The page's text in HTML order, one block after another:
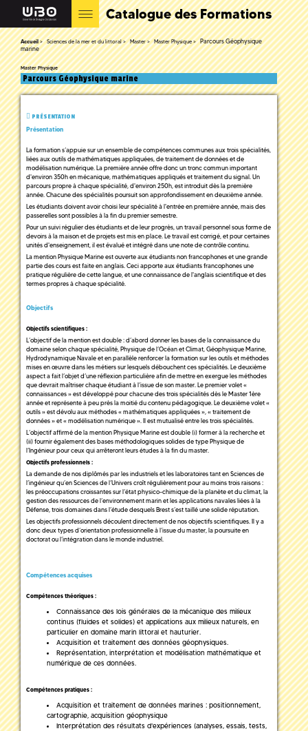
Catalogue des Formations
Accueil Sciences de la mer et du littoral Master Master Physique
Parcours Géophysique
marine
Master Physique
Parcours Géophysique marine
PRÉSENTATION
Présentation
La formation s’appuie sur un ensemble de compétences communes aux trois spécialités,
liées aux outils de mathématiques appliquées, de traitement de données et de
modélisation numérique. La première année offre donc un tronc commun important
d'environ 350h en mécanique, mathématiques appliqués et traitement du signal. Un
parcours propre à chaque spécialité, d'environ 250h, est introduit dès la première
année. Chacune des spécialités poursuit son approfondissement en deuxième année.
Les étudiants doivent avoir choisi leur spécialité à l'entrée en première année, mais des
passerelles sont possibles à la fin du premier semestre.
Pour un suivi régulier des étudiants et de leur progrès, un travail personnel sous forme de
devoirs à la maison et de projets est mis en place. Le travail est corrigé, et pour certaines
unités d'enseignement, il est évalué et intégré dans une note de contrôle continu.
La mention Physique Marine est ouverte aux étudiants non francophones et une grande
partie des cours est faite en anglais. Ceci apporte aux étudiants francophones une
pratique régulière de cette langue, et une connaissance de l'anglais scientifique et des
termes propres à chaque spécialité.
Objectifs
Objectifs scientifiques :
L’objectif de la mention est double : d’abord donner les bases de la connaissance du
domaine selon chaque spécialité, Physique de l’Océan et Climat, Géophysique Marine,
Hydrodynamique Navale et en parallèle renforcer la formation sur les outils et méthodes
mises en œuvre dans les métiers sur lesquels débouchent ces spécialités. Le deuxième
aspect a fait l’objet d’une réflexion particulière afin de mettre en exergue les méthodes
que devrait maîtriser chaque étudiant à l’issue de son master. Le premier volet «
connaissances » est développé pour chacune des trois spécialités dès le Master 1ère
année et représente à peu près la moitié du contenu pédagogique. Le deuxième volet «
outils » est dévolu aux méthodes « mathématiques appliquées », « traitement de
données » et « modélisation numérique ». Il est mutualisé entre les trois spécialités.
L’objectif affirmé de la mention Physique Marine est double (i) former à la recherche et
(ii) fournir également des bases méthodologiques solides de type Physique de
l’Ingénieur pour ceux qui arrêteront leurs études à la fin du master.
Objectifs professionnels :
La demande de nos diplômés par les industriels et les laboratoires tant en Sciences de
l’ingénieur qu’en Sciences de l’Univers croît régulièrement pour au moins trois raisons :
les préoccupations croissantes sur l’état physico-chimique de la planète et du climat, la
gestion des ressources de l’environnement marin et les applications navales liées à la
Défense, trois domaines dans l’étude desquels Brest s’est taillé une solide réputation.
Les objectifs professionnels découlent directement de nos objectifs scientifiques. Il y a
donc deux types d’orientation professionnelle à l’issue du master, la poursuite en
doctorat ou l’intégration dans le monde industriel.
Compétences acquises
Compétences théoriques :
Connaissance des lois générales de la mécanique des milieux
continus (fluides et solides) et applications aux milieux naturels, en
particulier en domaine marin littoral et hauturier.
Acquisition et traitement des données géophysiques.
Représentation, interprétation et modélisation mathématique et
numérique de ces données.
Compétences pratiques :
Acquisition et traitement de données marines : positionnement,
cartographie, acquisition géophysique
Interprétation des résultats d'expériences (analyses, essais, tests,